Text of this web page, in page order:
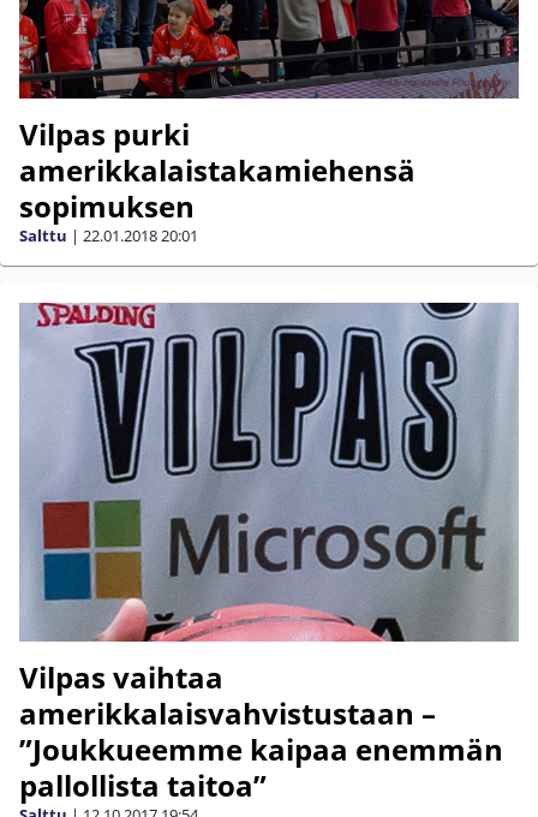
Vilpas purki
amerikkalaistakamiehensä
sopimuksen
Salttu | 22.01.201820:01
Vilpas vaihtaa
amerikkalaisvahvistustaan –
”Joukkueemme kaipaa enemmän
pallollista taitoa”